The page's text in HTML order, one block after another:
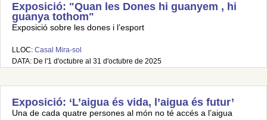
Exposició: "Quan les Dones hi guanyem , hi
guanya tothom"
Exposició sobre les dones i l’esport
LLOC: Casal Mira-sol
DATA: De l'1 d'octubre al 31 d'octubre de 2025
Exposició: ‘L’aigua és vida, l’aigua és futur’
Una de cada quatre persones al món no té accés a l’aigua